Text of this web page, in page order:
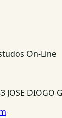
On-Line
JOSE DIOGO